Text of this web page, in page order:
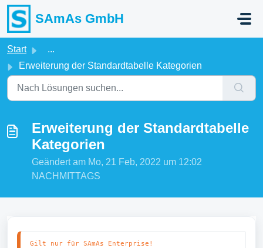
Zum hauptsächlichen Inhalt gehen
SAmAs GmbH
Start
...
Erweiterung der Standardtabelle Kategorien
Erweiterung der Standardtabelle
Kategorien
Geändert am Mo, 21 Feb, 2022 um 12:02
NACHMITTAGS
Gilt nur für SAmAs Enterprise!